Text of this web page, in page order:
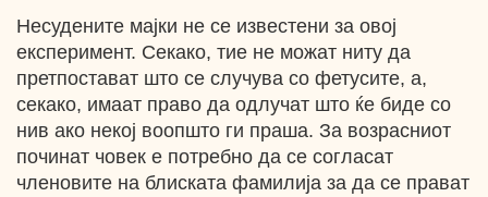
Несудените мајки не се известени за овој
експеримент. Секако, тие не можат ниту да
претпостават што се случува со фетусите, а,
секако, имаат право да одлучат што ќе биде со
нив ако некој воопшто ги праша. За возрасниот
починат човек е потребно да се согласат
членовите на блиската фамилија за да се прават